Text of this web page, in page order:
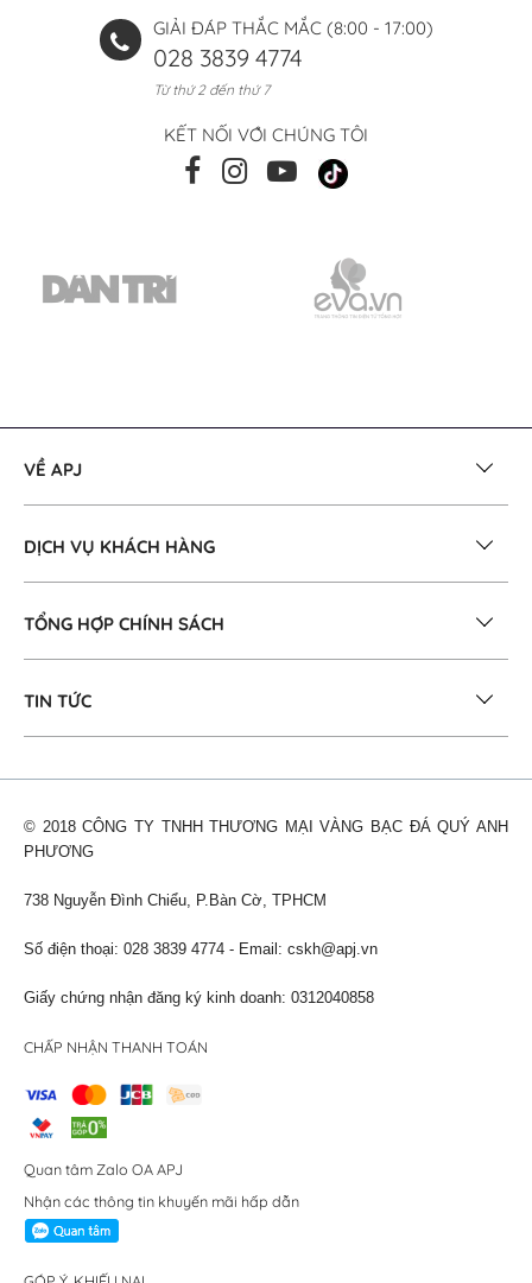
GIẢI ĐÁP THẮC MẮC (8:00 - 17:00)
028 3839 4774
Từ thứ 2 đến thứ 7
KẾT NỐI VỚI CHÚNG TÔI
VỀ APJ
DỊCH VỤ KHÁCH HÀNG
TỔNG HỢP CHÍNH SÁCH
TIN TỨC
© 2018 CÔNG TY TNHH THƯƠNG MẠI VÀNG BẠC ĐÁ QUÝ ANH
PHƯƠNG
738 Nguyễn Đình Chiểu, P.Bàn Cờ, TPHCM
Số điện thoại: 028 3839 4774 - Email: cskh@apj.vn
Giấy chứng nhận đăng ký kinh doanh: 0312040858
CHẤP NHẬN THANH TOÁN
Quan tâm Zalo OA APJ
Nhận các thông tin khuyến mãi hấp dẫn